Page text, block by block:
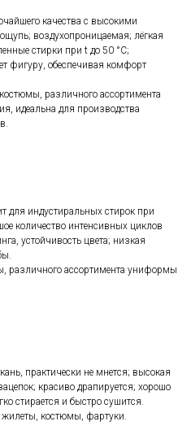
качества с высокими
воздухопроницаемая; лёгкая
стирки при t до 50 °C;
фигуру, обеспечивая комфорт
различного ассортимента
идеальна для производства
для индустиральных стирок при
количество интенсивных циклов
устойчивость цвета; низкая
различного ассортимента униформы
практически не мнется; высокая
красиво драпируется; хорошо
стирается и быстро сушится.
жилеты, костюмы, фартуки.